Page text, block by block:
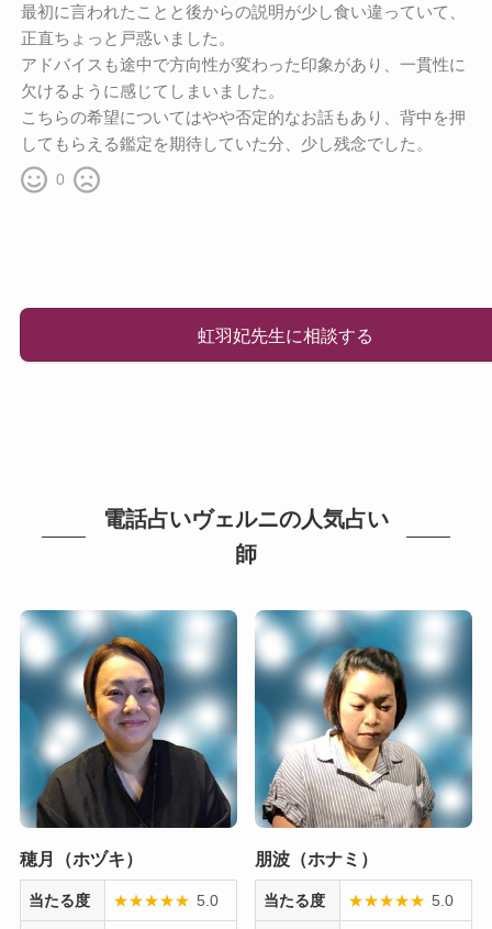
最初に言われたことと後からの説明が少し食い違っていて、
正直ちょっと戸惑いました。
アドバイスも途中で方向性が変わった印象があり、一貫性に
欠けるように感じてしまいました。
こちらの希望についてはやや否定的なお話もあり、背中を押
してもらえる鑑定を期待していた分、少し残念でした。
0
虹羽妃先生に相談する
電話占いヴェルニの人気占い
師
穂月（ホヅキ）
当たる度 ★★★★★ 5.0
朋波（ホナミ）
当たる度 ★★★★★ 5.0